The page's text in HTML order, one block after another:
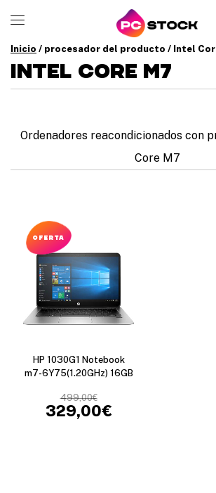
Inicio / procesador del producto / Intel
INTEL CORE M7
Ordenadores reacondicionados con
Core M7
OFERTA
HP 1030G1 Notebook
m7-6Y75(1.20GHz) 16GB
499,00€
329,00€